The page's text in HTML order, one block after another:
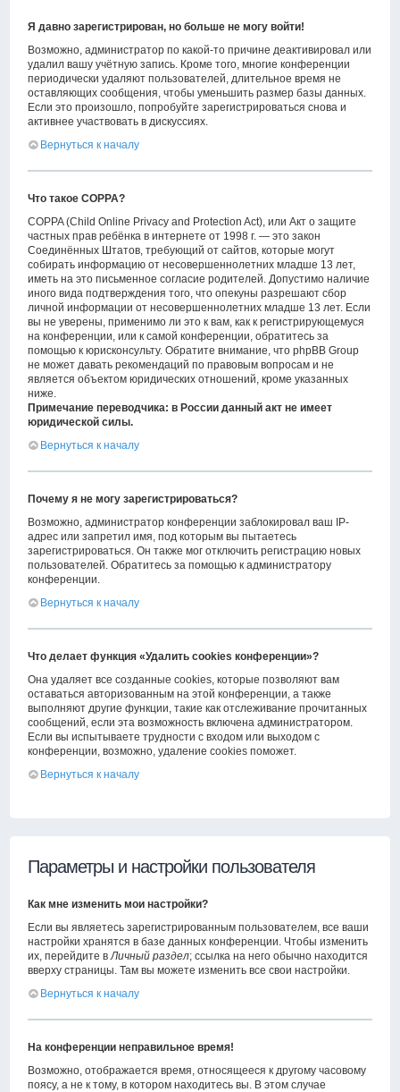
Я давно зарегистрирован, но больше не могу войти!
Возможно, администратор по какой-то причине деактивировал или
удалил вашу учётную запись. Кроме того, многие конференции
периодически удаляют пользователей, длительное время не
оставляющих сообщения, чтобы уменьшить размер базы данных.
Если это произошло, попробуйте зарегистрироваться снова и
активнее участвовать в дискуссиях.
Вернуться к началу
Что такое COPPA?
COPPA (Child Online Privacy and Protection Act), или Акт о защите
частных прав ребёнка в интернете от 1998 г. — это закон
Соединённых Штатов, требующий от сайтов, которые могут
собирать информацию от несовершеннолетних младше 13 лет,
иметь на это письменное согласие родителей. Допустимо наличие
иного вида подтверждения того, что опекуны разрешают сбор
личной информации от несовершеннолетних младше 13 лет. Если
вы не уверены, применимо ли это к вам, как к регистрирующемуся
на конференции, или к самой конференции, обратитесь за
помощью к юрисконсульту. Обратите внимание, что phpBB Group
не может давать рекомендаций по правовым вопросам и не
является объектом юридических отношений, кроме указанных
ниже.
Примечание переводчика: в России данный акт не имеет
юридической силы.
Вернуться к началу
Почему я не могу зарегистрироваться?
Возможно, администратор конференции заблокировал ваш IP-
адрес или запретил имя, под которым вы пытаетесь
зарегистрироваться. Он также мог отключить регистрацию новых
пользователей. Обратитесь за помощью к администратору
конференции.
Вернуться к началу
Что делает функция «Удалить cookies конференции»?
Она удаляет все созданные cookies, которые позволяют вам
оставаться авторизованным на этой конференции, а также
выполняют другие функции, такие как отслеживание прочитанных
сообщений, если эта возможность включена администратором.
Если вы испытываете трудности с входом или выходом с
конференции, возможно, удаление cookies поможет.
Вернуться к началу
Параметры и настройки пользователя
Как мне изменить мои настройки?
Если вы являетесь зарегистрированным пользователем, все ваши
настройки хранятся в базе данных конференции. Чтобы изменить
их, перейдите вЛичный раздел; ссылка на него обычно находится
вверху страницы. Там вы можете изменить все свои настройки.
Вернуться к началу
На конференции неправильное время!
Возможно, отображается время, относящееся к другому часовому
поясу, а не к тому, в котором находитесь вы. В этом случае